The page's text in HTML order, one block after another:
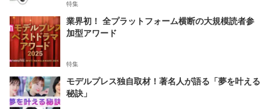
特集
業界初！ 全プラットフォーム横断の大規模読者参
加型アワード
特集
モデルプレス独自取材！著名人が語る「夢を叶える
秘訣」